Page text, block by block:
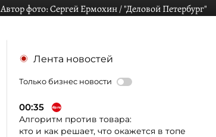
Автор фото:Сергей Ермохин / "Деловой Петербург"
Лента новостей
Только бизнес новости
00:35
Алгоритм против товара:
кто и как решает, что окажется в топе